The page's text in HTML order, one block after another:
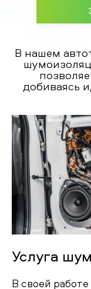
В нашем
добиваясь
Услуга
В своей